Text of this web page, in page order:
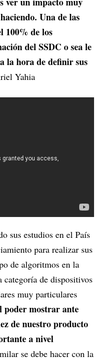
Una de las
100% de los
del SSDC o sea le
la hora de definir sus
Yahia
sus estudios en el País
para realizar sus
de algoritmos en la
categoría de dispositivos
muy particulares
poder mostrar ante
de nuestro producto
a nivel
se debe hacer con la